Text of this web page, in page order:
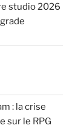
studio 2026
: la crise
sur le RPG